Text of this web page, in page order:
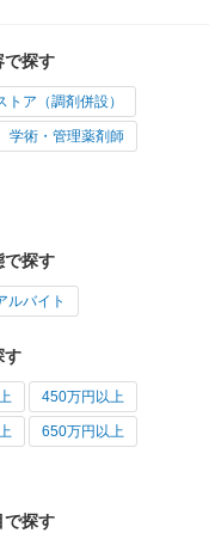
で探す
トア（調剤併設）
学術・管理薬剤師
で探す
ルバイト
す
450万円以上
650万円以上
で探す